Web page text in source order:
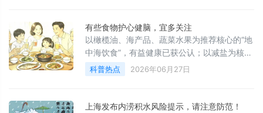
有些食物护心健脑，宜多关注
以橄榄油、海产品、蔬菜水果为推荐核心的“地
中海饮食”，有益健康已获公认；以减盐为核心
的“得舒饮食“，在高血压病防治上的作用也已
无异议。近年也有某些护心饮食、健脑饮食的
理，或尚可供参考。
科普热点 2026年06月27日
上海发布内涝积水风险提示，请注意防范！